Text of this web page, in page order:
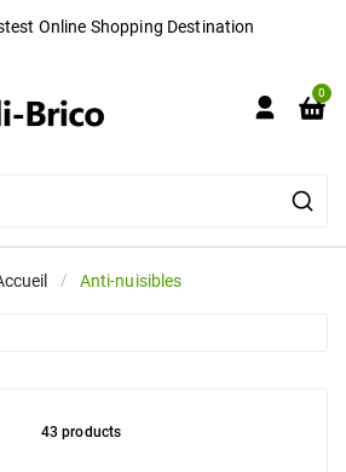
Online Shopping Destination
0
Anti-nuisibles
43 products